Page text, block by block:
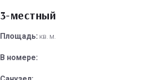
3-местный
Площадь: кв. м.
В номере: